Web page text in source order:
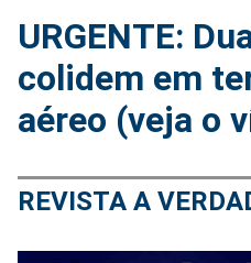
URGENTE:
colidem em
aéreo (veja o
REVISTA A